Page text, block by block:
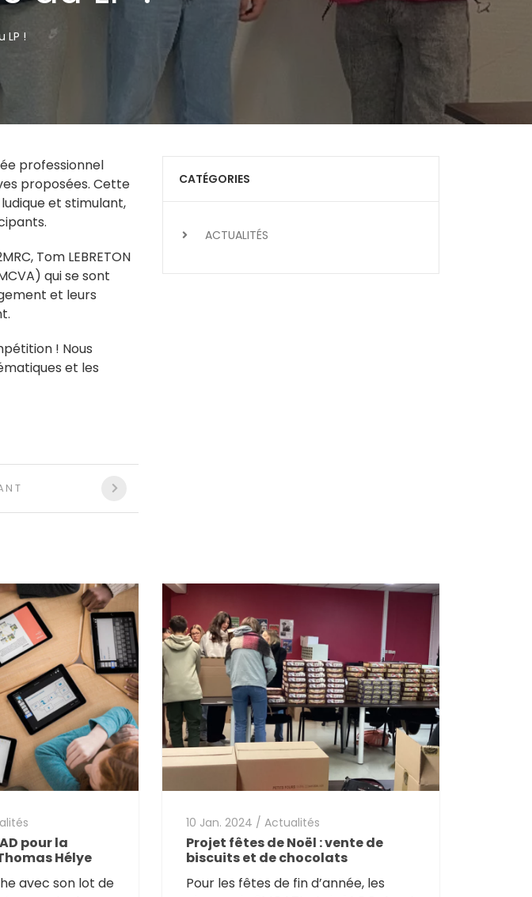
LP !
professionnel
proposées. Cette
et stimulant,
Tom LEBRETON
qui se sont
et leurs
! Nous
et les
CATÉGORIES
ACTUALITÉS
pour la
Hélye
avec son lot de
10 Jan. 2024 / Actualités
Projet fêtes de Noël : vente de
biscuits et de chocolats
Pour les fêtes de fin d’année, les